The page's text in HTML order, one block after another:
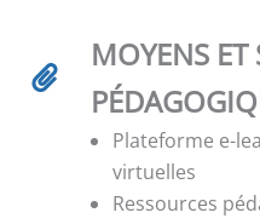
MOYENS ET
Plateforme e-
virtuelles
Ressources